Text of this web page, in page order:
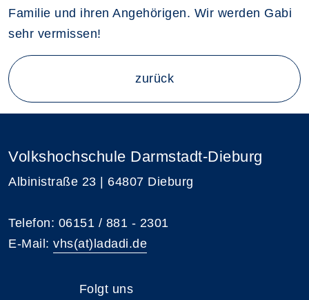
Familie und ihren Angehörigen. Wir werden Gabi
sehr vermissen!
zurück
Volkshochschule Darmstadt-Dieburg
Albinistraße 23 | 64807 Dieburg
Telefon: 06151 / 881 - 2301
E-Mail: vhs(at)ladadi.de
Folgt uns